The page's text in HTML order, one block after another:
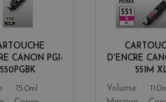
CANON PGI-
550PGBK
15.0ml
D'ENCRE
551M
Color
Volume